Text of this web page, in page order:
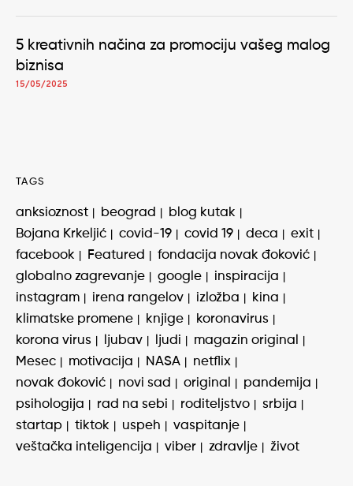
5 kreativnih načina za promociju vašeg malog
biznisa
15/05/2025
TAGS
anksioznost beograd
blog kutak
Bojana Krkeljić
covid-19 covid 19 deca
exit
facebook
Featured
fondacija novak đoković
globalno zagrevanje
google
inspiracija
instagram
irena rangelov izložba
kina
klimatske promene
knjige
koronavirus
korona virus
ljubav ljudi
magazin original
Mesec
motivacija NASA
netflix
novak đoković
novi sad original
pandemija
psihologija
rad na sebi roditeljstvo
srbija
startap
tiktok uspeh
vaspitanje
veštačka inteligencija
viber zdravlje život